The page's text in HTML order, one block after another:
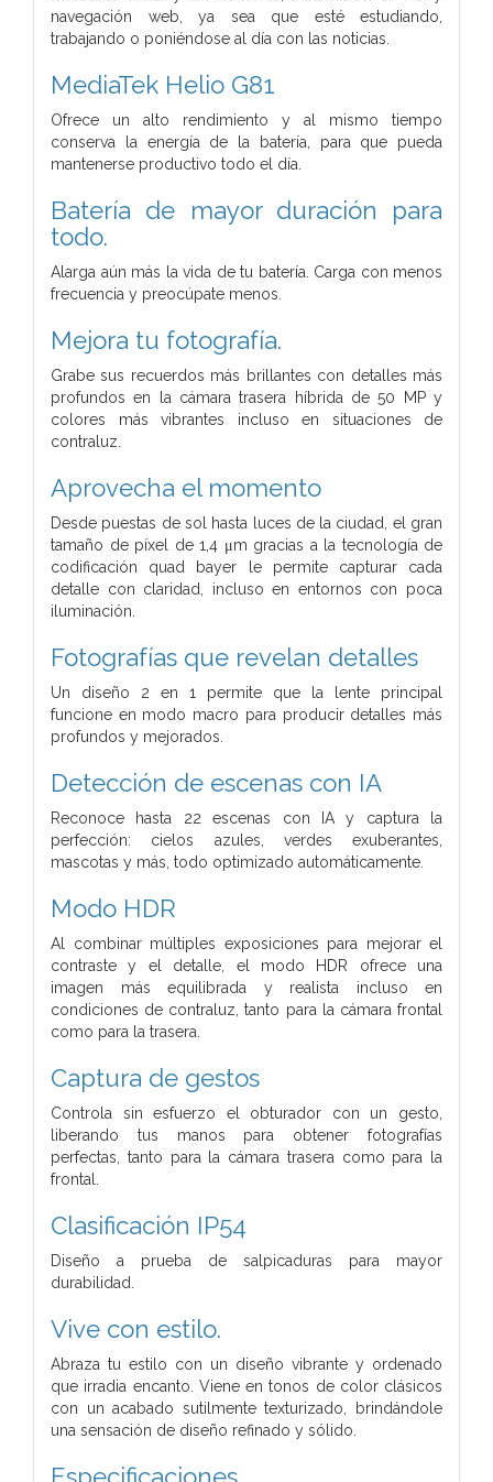
navegación web, ya sea que esté estudiando,
trabajando o poniéndose al día con las noticias.
MediaTek Helio G81
Ofrece un alto rendimiento y al mismo tiempo
conserva la energía de la batería, para que pueda
mantenerse productivo todo el día.
Batería de mayor duración para
todo.
Alarga aún más la vida de tu batería. Carga con menos
frecuencia y preocúpate menos.
Mejora tu fotografía.
Grabe sus recuerdos más brillantes con detalles más
profundos en la cámara trasera híbrida de 50 MP y
colores más vibrantes incluso en situaciones de
contraluz.
Aprovecha el momento
Desde puestas de sol hasta luces de la ciudad, el gran
tamaño de píxel de 1,4 μm gracias a la tecnología de
codificación quad bayer le permite capturar cada
detalle con claridad, incluso en entornos con poca
iluminación.
Fotografías que revelan detalles
Un diseño 2 en 1 permite que la lente principal
funcione en modo macro para producir detalles más
profundos y mejorados.
Detección de escenas con IA
Reconoce hasta 22 escenas con IA y captura la
perfección: cielos azules, verdes exuberantes,
mascotas y más, todo optimizado automáticamente.
Modo HDR
Al combinar múltiples exposiciones para mejorar el
contraste y el detalle, el modo HDR ofrece una
imagen más equilibrada y realista incluso en
condiciones de contraluz, tanto para la cámara frontal
como para la trasera.
Captura de gestos
Controla sin esfuerzo el obturador con un gesto,
liberando tus manos para obtener fotografías
perfectas, tanto para la cámara trasera como para la
frontal.
Clasificación IP54
Diseño a prueba de salpicaduras para mayor
durabilidad.
Vive con estilo.
Abraza tu estilo con un diseño vibrante y ordenado
que irradia encanto. Viene en tonos de color clásicos
con un acabado sutilmente texturizado, brindándole
una sensación de diseño refinado y sólido.
Especificaciones